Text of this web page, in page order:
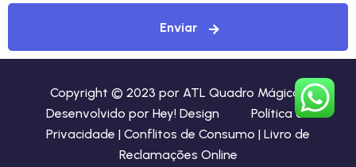
Copyright © 2023 por ATL Quadro Mágico |
Desenvolvido por Hey! Design
Política de
Privacidade | Conflitos de Consumo | Livro de
Reclamações Online